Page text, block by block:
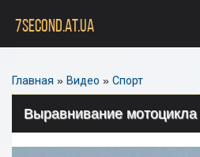
7SECOND.AT.UA
Главная » Видео » Спорт
Выравнивание мотоцикла